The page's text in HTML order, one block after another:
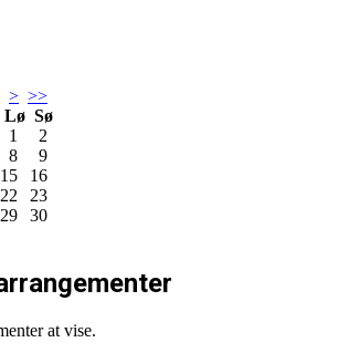
> >>
Lø Sø
1
2
8
9
15
16
22
23
29
30
at vise.